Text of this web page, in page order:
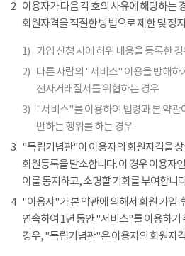
2 이용자가 다음 각 호의 사유에 해당하는
회원자격을 적절한 방법으로 제한 및 정
1) 가입 신청 시에 허위 내용을 등록한
2) 다른 사람의 "서비스" 이용을 방해하
전자거래질서를 위협하는 경우
3) "서비스"를 이용하여 법령과 본 약관
반하는 행위를 하는 경우
3 "독립기념관"이 이용자의 회원자격을
회원등록을 말소합니다. 이 경우 이용자
이를 통지하고, 소명할 기회를 부여합니
4
"이용자"가 본 약관에 의해서 회원 가입
연속하여 1년 동안 "서비스"를 이용하기
경우, "독립기념관"은 이용자의 회원자